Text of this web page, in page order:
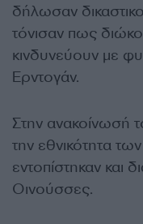
δήλωσαν
τόνισαν πως
κινδυνεύουν με
Ερντογάν.
Στην ανακοίνωσή
την εθνικότητα
εντοπίστηκαν και
Οινούσσες.